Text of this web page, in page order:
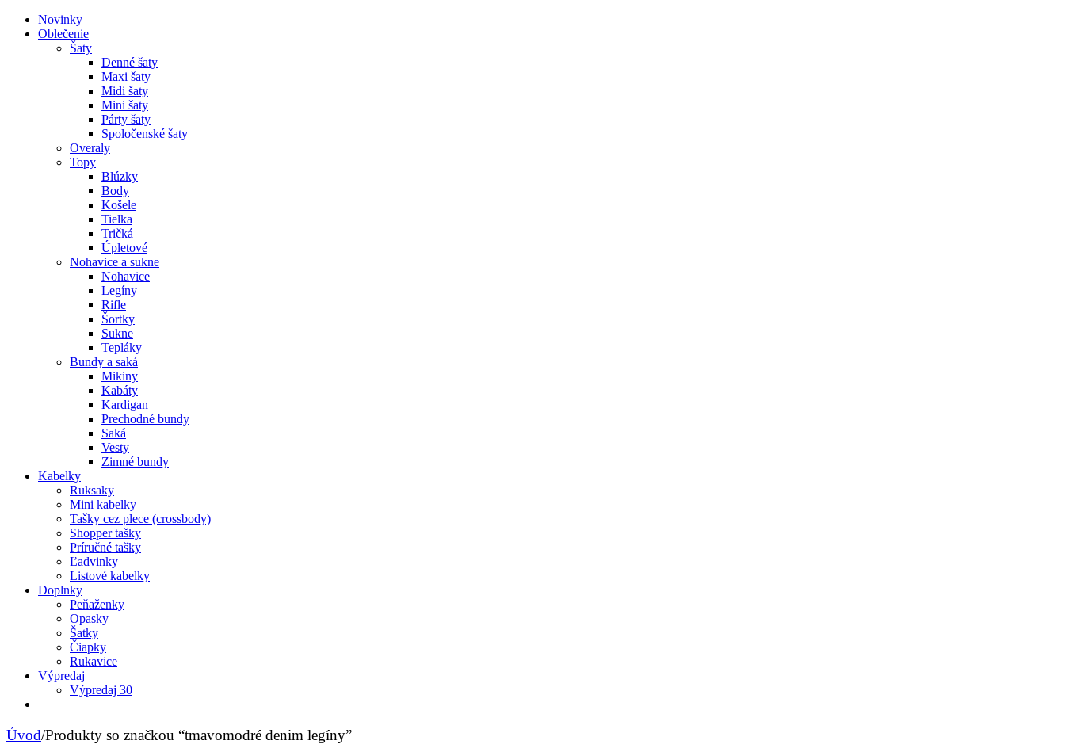
Novinky
Oblečenie
Šaty
Denné šaty
Maxi šaty
Midi šaty
Mini šaty
Párty šaty
Spoločenské šaty
Overaly
Topy
Blúzky
Body
Košele
Tielka
Tričká
Úpletové
Nohavice a sukne
Nohavice
Legíny
Rifle
Šortky
Sukne
Tepláky
Bundy a saká
Mikiny
Kabáty
Kardigan
Prechodné bundy
Saká
Vesty
Zimné bundy
Kabelky
Ruksaky
Mini kabelky
Tašky cez plece (crossbody)
Shopper tašky
Príručné tašky
Ľadvinky
Listové kabelky
Doplnky
Peňaženky
Opasky
Šatky
Čiapky
Rukavice
Výpredaj
Výpredaj 30
Úvod/Produkty so značkou “tmavomodré denim legíny”